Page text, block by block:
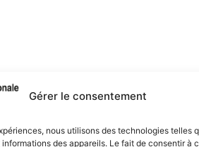
Gérer le consentement
nous utilisons des technologies telles
des appareils. Le fait de consentir à